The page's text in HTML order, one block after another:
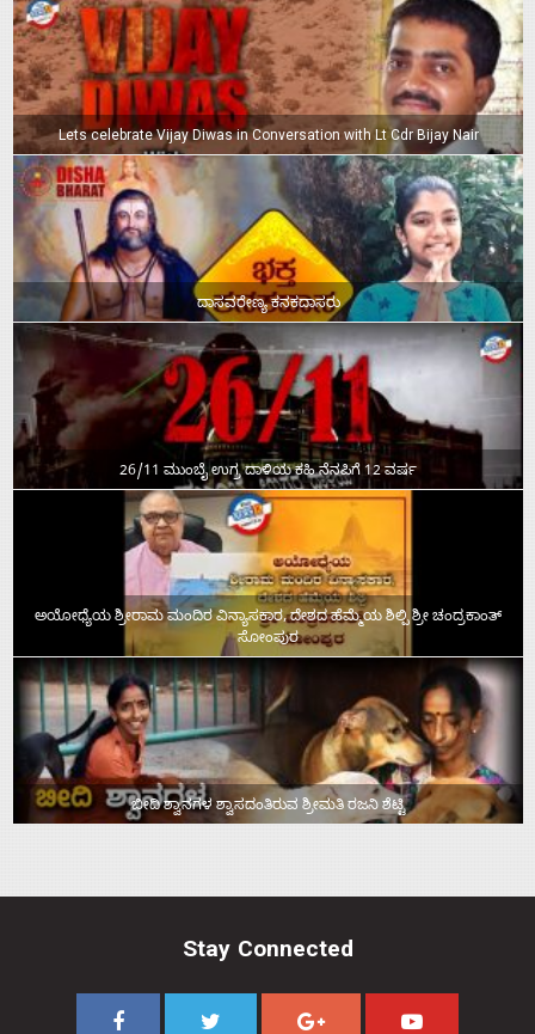
Lets celebrate Vijay Diwas in Conversation with Lt Cdr Bijay Nair
ದಾಸವರೇಣ್ಯ ಕನಕದಾಸರು
26/11 ಮುಂಬೈ ಉಗ್ರ ದಾಳಿಯ ಕಹಿ ನೆನಪಿಗೆ 12 ವರ್ಷ
ಅಯೋಧ್ಯೆಯ ಶ್ರೀರಾಮ ಮಂದಿರ ವಿನ್ಯಾಸಕಾರ, ದೇಶದ ಹೆಮ್ಮೆಯ ಶಿಲ್ಪಿ ಶ್ರೀ ಚಂದ್ರಕಾಂತ್‌
ಸೋಂಪುರ
ಬೀದಿ ಶ್ವಾನಗಳ ಶ್ವಾಸದಂತಿರುವ ಶ್ರೀಮತಿ ರಜನಿ ಶೆಟ್ಟಿ
Stay Connected